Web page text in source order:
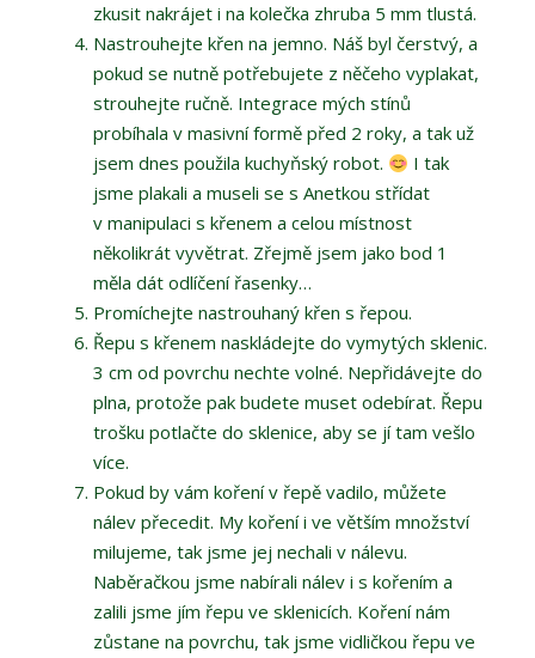
zkusit nakrájet i na kolečka zhruba 5 mm tlustá.
Nastrouhejte křen na jemno. Náš byl čerstvý, a
pokud se nutně potřebujete z něčeho vyplakat,
strouhejte ručně. Integrace mých stínů
probíhala v masivní formě před 2 roky, a tak už
jsem dnes použila kuchyňský robot.
I tak
jsme plakali a museli se s Anetkou střídat
v manipulaci s křenem a celou místnost
několikrát vyvětrat. Zřejmě jsem jako bod 1
měla dát odlíčení řasenky…
Promíchejte nastrouhaný křen s řepou.
Řepu s křenem naskládejte do vymytých sklenic.
3 cm od povrchu nechte volné. Nepřidávejte do
plna, protože pak budete muset odebírat. Řepu
trošku potlačte do sklenice, aby se jí tam vešlo
více.
Pokud by vám koření v řepě vadilo, můžete
nálev přecedit. My koření i ve větším množství
milujeme, tak jsme jej nechali v nálevu.
Naběračkou jsme nabírali nálev i s kořením a
zalili jsme jím řepu ve sklenicích. Koření nám
zůstane na povrchu, tak jsme vidličkou řepu ve